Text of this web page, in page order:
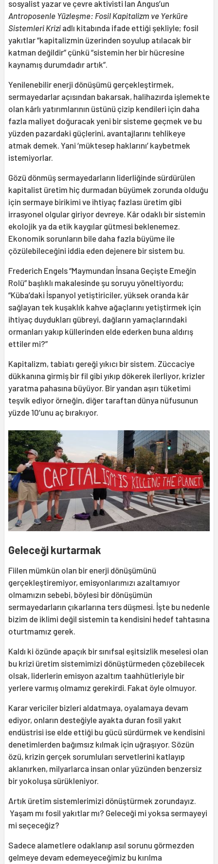
sosyalist yazar ve çevre aktivisti Ian Angus’un
Antroposenle Yüzleşme: Fosil Kapitalizm ve Yerküre
Sistemleri Krizi adlı kitabında ifade ettiği şekliyle; fosil
yakıtlar “kapitalizmin üzerinden soyulup atılacak bir
katman değildir” çünkü “sistemin her bir hücresine
kaynamış durumdadır artık”.
Yenilenebilir enerji dönüşümü gerçekleştirmek,
sermayedarlar açısından bakarsak, halihazırda işlemekte
olan kârlı yatırımlarının üstünü çizip kendileri için daha
fazla maliyet doğuracak yeni bir sisteme geçmek ve bu
yüzden pazardaki güçlerini, avantajlarını tehlikeye
atmak demek. Yani ‘müktesep haklarını’ kaybetmek
istemiyorlar.
Gözü dönmüş sermayedarların liderliğinde sürdürülen
kapitalist üretim hiç durmadan büyümek zorunda olduğu
için sermaye birikimi ve ihtiyaç fazlası üretim gibi
irrasyonel olgular giriyor devreye. Kâr odaklı bir sistemin
ekolojik ya da etik kaygılar gütmesi beklenemez.
Ekonomik sorunların bile daha fazla büyüme ile
çözülebileceğini iddia eden dejenere bir sistem bu.
Frederich Engels “Maymundan İnsana Geçişte Emeğin
Rolü” başlıklı makalesinde şu soruyu yöneltiyordu;
“Küba’daki İspanyol yetiştiriciler, yüksek oranda kâr
sağlayan tek kuşaklık kahve ağaçlarını yetiştirmek için
ihtiyaç duydukları gübreyi, dağların yamaçlarındaki
ormanları yakıp küllerinden elde ederken buna aldırış
ettiler mi?”
Kapitalizm, tabiatı gereği yıkıcı bir sistem. Züccaciye
dükkanına girmiş bir fil gibi yıkıp dökerek ilerliyor, krizler
yaratma pahasına büyüyor. Bir yandan aşırı tüketimi
teşvik ediyor örneğin, diğer taraftan dünya nüfusunun
yüzde 10’unu aç bırakıyor.
Geleceği kurtarmak
Fiilen mümkün olan bir enerji dönüşümünü
gerçekleştiremiyor, emisyonlarımızı azaltamıyor
olmamızın sebebi, böylesi bir dönüşümün
sermayedarların çıkarlarına ters düşmesi. İşte bu nedenle
bizim de iklimi değil sistemin ta kendisini hedef tahtasına
oturtmamız gerek.
Kaldı ki özünde apaçık bir sınıfsal eşitsizlik meselesi olan
bu krizi üretim sistemimizi dönüştürmeden çözebilecek
olsak, liderlerin emisyon azaltım taahhütleriyle bir
yerlere varmış olmamız gerekirdi. Fakat öyle olmuyor.
Karar vericiler bizleri aldatmaya, oyalamaya devam
ediyor, onların desteğiyle ayakta duran fosil yakıt
endüstrisi ise elde ettiği bu gücü sürdürmek ve kendisini
denetimlerden bağımsız kılmak için uğraşıyor. Sözün
özü, krizin gerçek sorumluları servetlerini katlayıp
aklanırken, milyarlarca insan onlar yüzünden benzersiz
bir yokoluşa sürükleniyor.
Artık üretim sistemlerimizi dönüştürmek zorundayız.
Yaşam mı fosil yakıtlar mı? Geleceği mi yoksa sermayeyi
mi seçeceğiz?
Sadece alametlere odaklanıp asıl sorunu görmezden
gelmeye devam edemeyeceğimiz bu kırılma